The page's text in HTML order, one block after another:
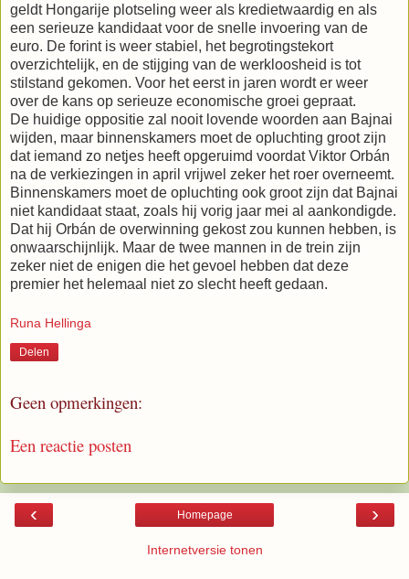
geldt Hongarije plotseling weer als kredietwaardig en als
een serieuze kandidaat voor de snelle invoering van de
euro. De forint is weer stabiel, het begrotingstekort
overzichtelijk, en de stijging van de werkloosheid is tot
stilstand gekomen. Voor het eerst in jaren wordt er weer
over de kans op serieuze economische groei gepraat.
De huidige oppositie zal nooit lovende woorden aan Bajnai
wijden, maar binnenskamers moet de opluchting groot zijn
dat iemand zo netjes heeft opgeruimd voordat Viktor Orbán
na de verkiezingen in april vrijwel zeker het roer overneemt.
Binnenskamers moet de opluchting ook groot zijn dat Bajnai
niet kandidaat staat, zoals hij vorig jaar mei al aankondigde.
Dat hij Orbán de overwinning gekost zou kunnen hebben, is
onwaarschijnlijk. Maar de twee mannen in de trein zijn
zeker niet de enigen die het gevoel hebben dat deze
premier het helemaal niet zo slecht heeft gedaan.
Runa Hellinga
Delen
Geen opmerkingen:
Een reactie posten
‹ ›
Homepage
Internetversie tonen